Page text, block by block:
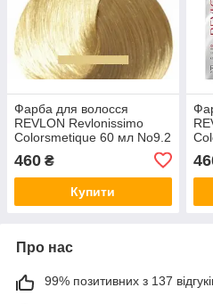
Фарба для волосся
REVLON Revlonissimo
Colorsmetique 60 мл No9.2
Переливається
460 ₴
Купити
Про нас
99% позитивних з 137